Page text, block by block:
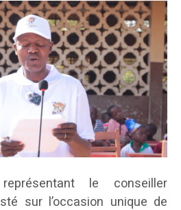
le conseiller
sur l’occasion unique de